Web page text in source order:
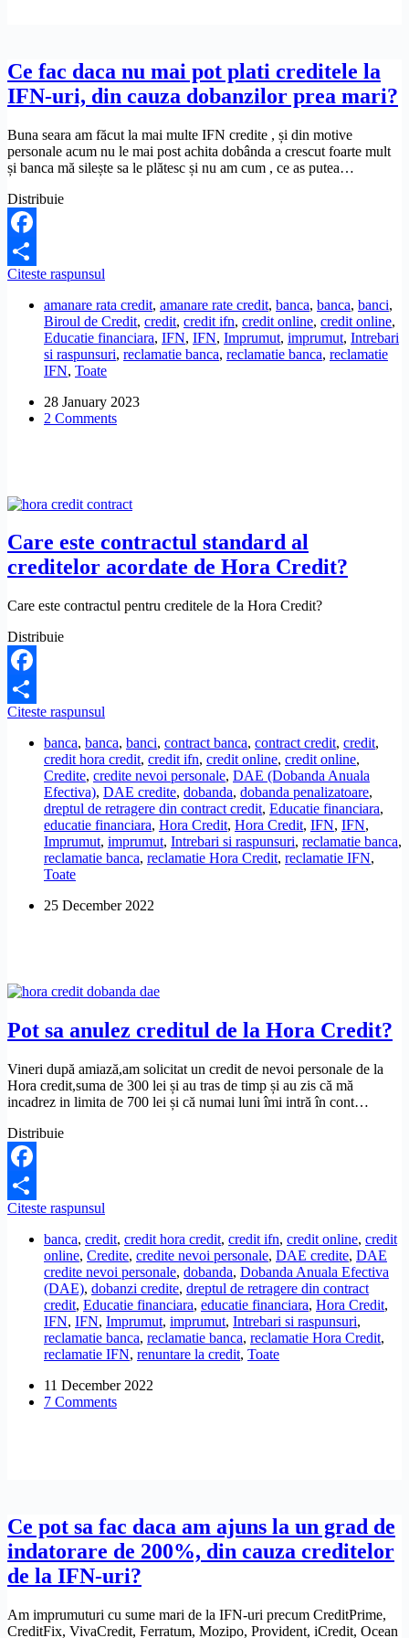
Ce fac daca nu mai pot plati creditele la
IFN-uri, din cauza dobanzilor prea mari?
Buna seara am făcut la mai multe IFN credite , și din motive
personale acum nu le mai post achita dobânda a crescut foarte mult
și banca mă silește sa le plătesc și nu am cum , ce as putea…
Distribuie
Facebook
Share
Citeste raspunsul
daca
nu
mai
pot
plati
la
IFN-
prea
amanare rata credit, amanare rate credit, banca, banca, banci,
Biroul de Credit, credit, credit ifn, credit online, credit online,
Educatie financiara, IFN, IFN, Imprumut, imprumut, Intrebari
si raspunsuri, reclamatie banca, reclamatie banca, reclamatie
IFN, Toate
28 January 2023
2 Comments
Care este contractul standard al
creditelor acordate de Hora Credit?
Care este contractul pentru creditele de la Hora Credit?
Distribuie
Facebook
Share
Citeste raspunsul
contractul
standard
al
creditelor
acordate
de
Hora
Credit?
banca, banca, banci, contract banca, contract credit, credit,
credit hora credit, credit ifn, credit online, credit online,
Credite, credite nevoi personale, DAE (Dobanda Anuala
Efectiva), DAE credite, dobanda, dobanda penalizatoare,
dreptul de retragere din contract credit, Educatie financiara,
educatie financiara, Hora Credit, Hora Credit, IFN, IFN,
Imprumut, imprumut, Intrebari si raspunsuri, reclamatie banca,
reclamatie banca, reclamatie Hora Credit, reclamatie IFN,
Toate
25 December 2022
Pot sa anulez creditul de la Hora Credit?
Vineri după amiază,am solicitat un credit de nevoi personale de la
Hora credit,suma de 300 lei și au tras de timp și au zis că mă
incadrez in limita de 700 lei și că numai luni îmi intră în cont…
Distribuie
Facebook
Share
Citeste raspunsul
anulez
creditul
de
la
Hora
Credit?
banca, credit, credit hora credit, credit ifn, credit online, credit
online, Credite, credite nevoi personale, DAE credite, DAE
credite nevoi personale, dobanda, Dobanda Anuala Efectiva
(DAE), dobanzi credite, dreptul de retragere din contract
credit, Educatie financiara, educatie financiara, Hora Credit,
IFN, IFN, Imprumut, imprumut, Intrebari si raspunsuri,
reclamatie banca, reclamatie banca, reclamatie Hora Credit,
reclamatie IFN, renuntare la credit, Toate
11 December 2022
7 Comments
Ce pot sa fac daca am ajuns la un grad de
indatorare de 200%, din cauza creditelor
de la IFN-uri?
Am imprumuturi cu sume mari de la IFN-uri precum CreditPrime,
CreditFix, VivaCredit, Ferratum, Mozipo, Provident, iCredit, Ocean